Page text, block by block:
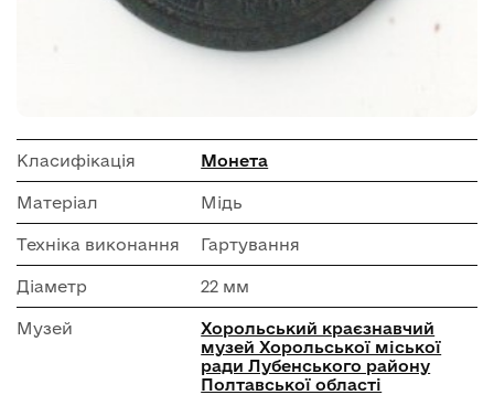
Класифікація Монета
Матеріал Мідь
Техніка виконання Гартування
Діаметр 22 мм
Музей
Хорольський краєзнавчий
музей Хорольської міської
ради Лубенського району
Полтавської області